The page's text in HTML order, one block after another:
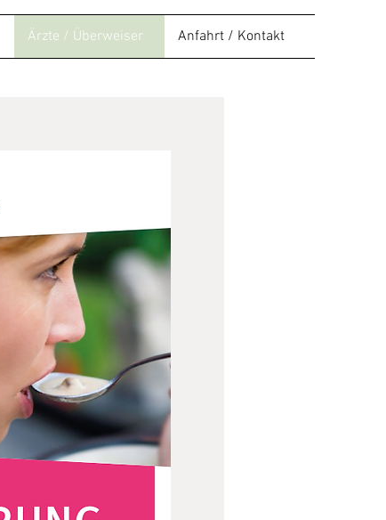
Ärzte / Überweiser Anfahrt / Kontakt